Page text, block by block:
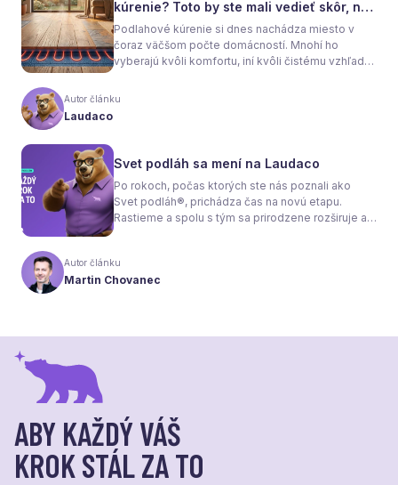
kúrenie? Toto by ste mali vedieť skôr, než
sa rozhodnete
Podlahové kúrenie si dnes nachádza miesto v
čoraz väčšom počte domácností. Mnohí ho
vyberajú kvôli komfortu, iní kvôli čistému vzhľadu
nielen na pocit tepla v miestnosti, ale aj na
spotrebu energie a celkové fungovanie kúrenia.
Autor článku
Laudaco
Svet podláh sa mení na Laudaco
Po rokoch, počas ktorých ste nás poznali ako
Svet podláh®, prichádza čas na novú etapu.
Rastieme a spolu s tým sa prirodzene rozširuje aj
vizuálnou identitou. Naším cieľom je, aby každý
váš krok stál za to.
Autor článku
Martin Chovanec
ABY KAŽDÝ VÁŠ
KROK STÁL ZA TO